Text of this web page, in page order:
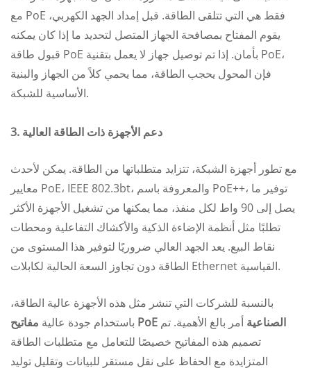
مع PoE فقط هي التي تتلقى الطاقة. قبل إمداد الجهد الكهربي،
يقوم المفتاح بمصافحة الجهاز المتصل لتحديد ما إذا كان يمكنه
قبول طاقة PoE بأمان. إذا تم توصيل جهاز لا يعمل بتقنية PoE،
فإن المحول يحجب الطاقة، مما يحمي كلاً من الجهاز والبنية
الأساسية للشبكة.
3. دعم الأجهزة ذات الطاقة العالية
مع تطور أجهزة الشبكة، تتزايد متطلباتها من الطاقة. يمكن لأحدث
معايير PoE، IEEE 802.3bt، والمعروفة باسم PoE++، توفير ما
يصل إلى 90 واط لكل منفذ، مما يمكنها من تشغيل الأجهزة الأكثر
تطلبًا مثل أنظمة الإضاءة الذكية والأكشاك التفاعلية ومحطات
نقاط البيع. يعد الجهد العالي ضروريًا لتوفير هذا المستوى من
الطاقة دون تجاوز السعة الحالية لكابلات Ethernet القياسية.
بالنسبة للشركات التي تنشر مثل هذه الأجهزة عالية الطاقة،
باستخدام جودة عالية
مفاتيح PoE الصناعية أمر بالغ الأهمية. تم
تصميم هذه المفاتيح خصيصًا للتعامل مع متطلبات الطاقة
المتزايدة مع الحفاظ على نقل مستقر للبيانات وتقليل توليد